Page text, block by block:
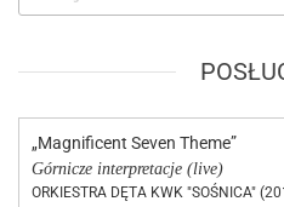
„Magnificent Seven Theme”
Górnicze interpretacje (live)
ORKIESTRA DĘTA KWK "SOŚNICA"